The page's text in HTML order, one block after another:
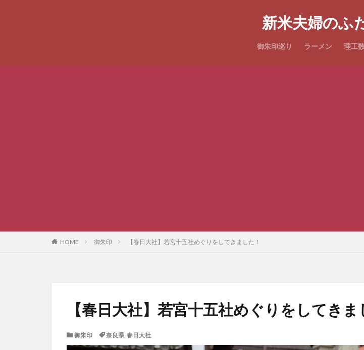
新米夫婦のふ
御朱印巡り ラーメン 理工
当ブログは記事
HOME 御朱印 【春日大社】若宮十五社めぐりをしてきました！
【春日大社】若宮十五社めぐりをしてきま
御朱印 奈良県, 春日大社